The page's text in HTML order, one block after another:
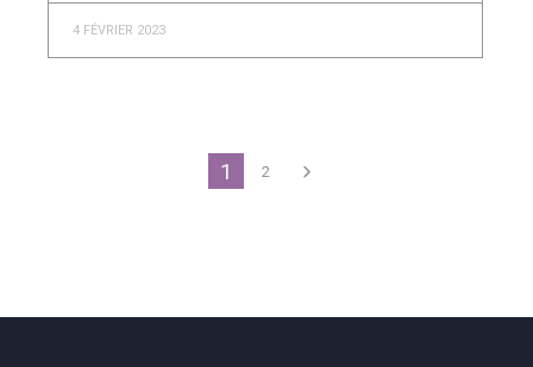
4 FÉVRIER 2023
1 2